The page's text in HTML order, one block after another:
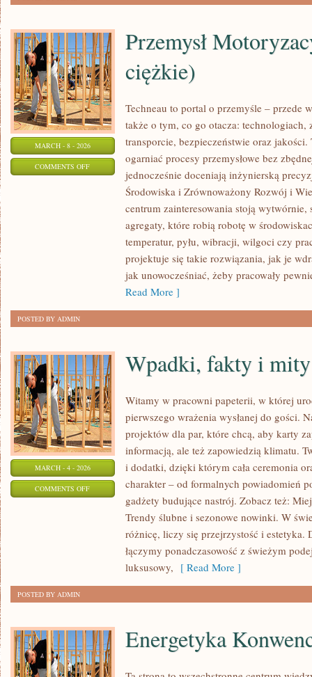
MARCH - 8 - 2026
COMMENTS OFFON
PRZEMYSŁ
Przemysł
ciężkie)
Techneau to portal o przemyśle – przede
także o tym, co go otacza: technologiach,
transporcie, bezpieczeństwie oraz
ogarniać procesy przemysłowe bez
jednocześnie doceniają inżynierską
Środowiska i Zrównoważony Rozwój i
centrum zainteresowania stoją wytwórnie,
agregaty, które robią robotę w
temperatur, pyłu, wibracji, wilgoci czy
projektuje się takie rozwiązania, jak je
jak unowocześniać, żeby pracowały
Read More ]
POSTED BY ADMIN
MARCH - 4 - 2026
COMMENTS OFFON
Wpadki, fakty i
Witamy w pracowni papeterii, w której
pierwszego wrażenia wysłanej do gości.
projektów dla par, które chcą, aby karty
informacją, ale też zapowiedzią klimatu.
i dodatki, dzięki którym cała ceremonia
charakter – od formalnych powiadomień
gadżety budujące nastrój. Zobacz też:
Trendy ślubne i sezonowe nowinki. W
różnicę, liczy się przejrzystość i estetyka.
łączymy ponadczasowość z świeżym
luksusowy, [ Read More ]
POSTED BY ADMIN
Energetyka